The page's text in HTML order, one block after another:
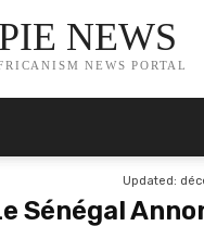
NEWS
NEWS PORTAL
Updated:
Sénégal